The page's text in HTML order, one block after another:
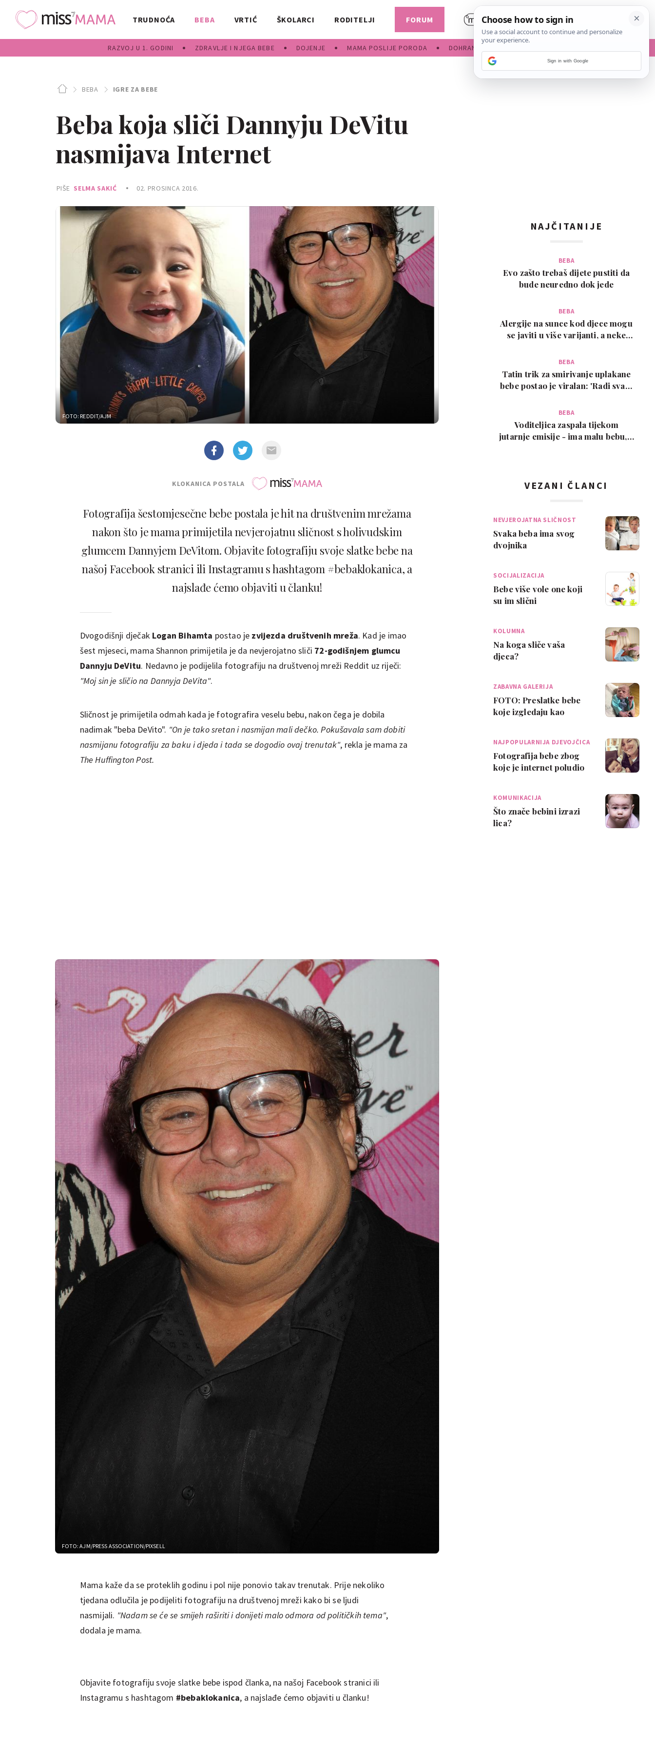
TRUDNOĆA BEBA
RAZVOJ U 1. GODINI ZDRAVLJE I NJEGA BEBE DOJENJE MAMA POSLIJE PORODA DOHRANA
VRTIĆ ŠKOLARCI RODITELJI FORUM
BEBA IGRE ZA BEBE
Beba koja sliči Dannyju DeVitu
nasmijava Internet
PIŠE SELMA SAKIĆ 02. PROSINCA 2016.
FOTO: REDDIT/AJM
KLOKANICA POSTALA
Fotografija šestomjesečne bebe postala je hit na društvenim mrežama
nakon što je mama primijetila nevjerojatnu sličnost s holivudskim
glumcem Dannyjem DeVitom. Objavite fotografiju svoje slatke bebe na
našoj Facebook stranici ili Instagramu s hashtagom #bebaklokanica, a
najslađe ćemo objaviti u članku!
Dvogodišnji dječak Logan Bihamta postao je zvijezda društvenih mreža. Kad je imao
šest mjeseci, mama Shannon primijetila je da nevjerojatno sliči 72-godišnjem glumcu
Dannyju DeVitu. Nedavno je podijelila fotografiju na društvenoj mreži Reddit uz riječi:
"Moj sin je sličio na Dannyja DeVita".
Sličnost je primijetila odmah kada je fotografira veselu bebu, nakon čega je dobila
nadimak "beba DeVito". "On je tako sretan i nasmijan mali dečko. Pokušavala sam dobiti
nasmijanu fotografiju za baku i djeda i tada se dogodio ovaj trenutak", rekla je mama za
The Huffington Post.
FOTO: AJM/PRESS ASSOCIATION/PIXSELL
Mama kaže da se proteklih godinu i pol nije ponovio takav trenutak. Prije nekoliko
tjedana odlučila je podijeliti fotografiju na društvenoj mreži kako bi se ljudi
nasmijali. "Nadam se će se smijeh raširiti i donijeti malo odmora od političkih tema",
dodala je mama.
Objavite fotografiju svoje slatke bebe ispod članka, na našoj Facebook stranici ili
Instagramu s hashtagom #bebaklokanica, a najslađe ćemo objaviti u članku!
NAJČITANIJE
BEBA
Evo zašto trebaš dijete pustiti da
bude neuredno dok jede
BEBA
Alergije na sunce kod djece mogu
se javiti u više varijanti, a neke
BEBA
Tatin trik za smirivanje uplakane
bebe postao je viralan: 'Radi svaki
BEBA
Voditeljica zaspala tijekom
jutarnje emisije - ima malu bebu, a
VEZANI ČLANCI
NEVJEROJATNA SLIČNOST
Svaka beba ima svog
dvojnika
SOCIJALIZACIJA
Bebe više vole one koji
su im slični
KOLUMNA
Na koga sliče vaša
djeca?
ZABAVNA GALERIJA
FOTO: Preslatke bebe
koje izgledaju kao
NAJPOPULARNIJA DJEVOJČICA
Fotografija bebe zbog
koje je internet poludio
KOMUNIKACIJA
Što znače bebini izrazi
lica?
Sign in with Google